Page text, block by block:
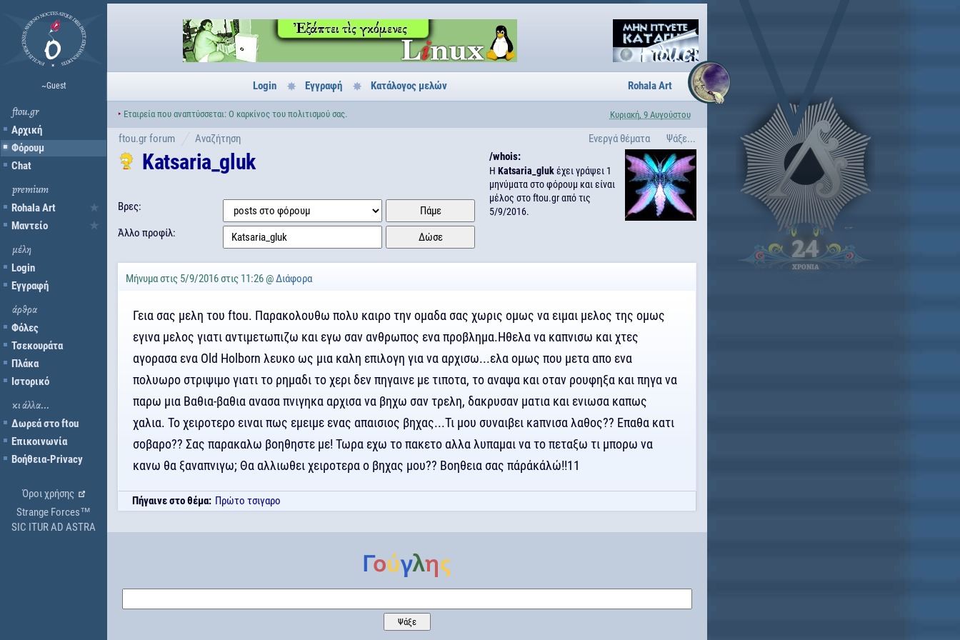
~Guest
ftou.gr
Αρχική
Φόρουμ
Chat
premium
Rohala Art
Μαντείο
μέλη
Login
Εγγραφή
άρθρα
Φόλες
Τσεκουράτα
Πλάκα
Ιστορικό
κι άλλα...
Δωρεά στο ftou
Επικοινωνία
Βοήθεια-Privacy
Όροι χρήσης
Strange Forces™
SIC ITUR AD ASTRA
Login Εγγραφή Κατάλογος μελών Rohala Art
‣ Εταιρεία που αναπτύσσεται: Ο καρκίνος του πολιτισμού σας. Κυριακή, 9 Αυγούστου
Ενεργά θέματα Ψάξε...
ftou.gr forum Αναζήτηση
Katsaria_gluk
Βρες:
Άλλο προφίλ:
/whois:
H Katsaria_glukέχει γράψει 1
μηνύματα στο φόρουμ και είναι
μέλος στο ftou.gr από τις
5/9/2016.
Μήνυμα στις 5/9/2016 στις 11:26 @Διάφορα
Γεια σας μελη του ftou. Παρακολουθω πολυ καιρο την ομαδα σας χωρις ομως να ειμαι μελος της ομως
εγινα μελος γιατι αντιμετωπιζω και εγω σαν ανθρωπος ενα προβλημα.Ηθελα να καπνισω και χτες
αγορασα ενα Old Holborn λευκο ως μια καλη επιλογη για να αρχισω...ελα ομως που μετα απο ενα
πολυωρο στριψιμο γιατι το ρημαδι το χερι δεν πηγαινε με τιποτα, το αναψα και οταν ρουφηξα και πηγα να
παρω μια Βαθια-βαθια ανασα πνιγηκα αρχισα να βηχω σαν τρελη, δακρυσαν ματια και ενιωσα καπως
χαλια. Το χειροτερο ειναι πως εμειμε ενας απαισιος βηχας...Τι μου συναιβει κaπνισα λαθος?? Επαθα κατι
σοβαρο?? Σας παρακαλω βοηθηστε με! Τωρα εχω το πακετο αλλα λυπαμαι να το πεταξω τι μπορω να
κανω θα ξαναπνιγω; Θα αλλιωθει χειροτερα ο βηχας μου?? Βοηθεια σας πάράκάλώ!!11
Πήγαινε στο θέμα: Πρώτο τσιγαρο
24
ΧΡΟΝΙΑ